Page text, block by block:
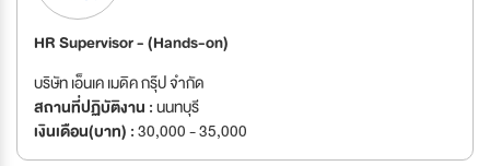
HR Supervisor - (Hands-on)
บริษัท เอ็นเค เมดิค กรุ๊ป จำกัด
สถานที่ปฏิบัติงาน :นนทบุรี
เงินเดือน(บาท) :30,000 - 35,000